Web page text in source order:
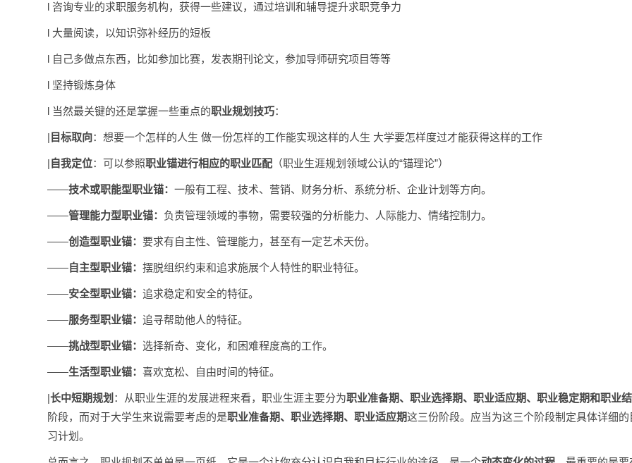
l 咨询专业的求职服务机构，获得一些建议，通过培训和辅导提升求职竞争力
l 大量阅读，以知识弥补经历的短板
l 自己多做点东西，比如参加比赛，发表期刊论文，参加导师研究项目等等
l 坚持锻炼身体
l 当然最关键的还是掌握一些重点的职业规划技巧：
| 目标取向：想要一个怎样的人生 做一份怎样的工作能实现这样的人生 大学要怎样度过才能获得这样的工作
|自我定位：可以参照职业锚进行相应的职业匹配 （职业生涯规划领域公认的“锚理论”）
——技术或职能型职业锚： 一般有工程、技术、营销、财务分析、系统分析、企业计划等方向。
——管理能力型职业锚： 负责管理领域的事物，需要较强的分析能力、人际能力、情绪控制力。
——创造型职业锚： 要求有自主性、管理能力，甚至有一定艺术天份。
——自主型职业锚： 摆脱组织约束和追求施展个人特性的职业特征。
——安全型职业锚： 追求稳定和安全的特征。
——服务型职业锚： 追寻帮助他人的特征。
——挑战型职业锚： 选择新奇、变化，和困难程度高的工作。
——生活型职业锚： 喜欢宽松、自由时间的特征。
|长中短期规划 ：从职业生涯的发展进程来看，职业生涯主要分为职业准备期、职业选择期、职业适应期、职业稳定期和职业
阶段，而对于大学生来说需要考虑的是职业准备期、职业选择期、职业适应期这三份阶段。应当为这三个阶段制定具体详细的
习计划。